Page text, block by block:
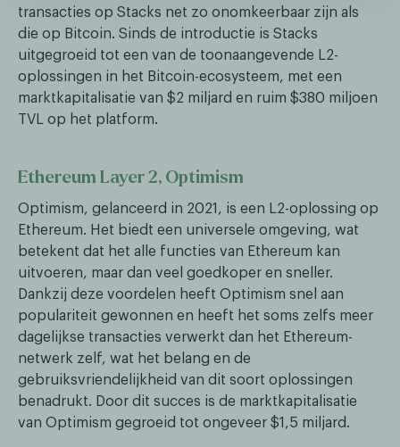
transacties op Stacks net zo onomkeerbaar zijn als
die op Bitcoin. Sinds de introductie is Stacks
uitgegroeid tot een van de toonaangevende L2-
oplossingen in het Bitcoin-ecosysteem, met een
marktkapitalisatie van $2 miljard en ruim $380 miljoen
TVL op het platform.
Ethereum Layer 2, Optimism
Optimism, gelanceerd in 2021, is een L2-oplossing op
Ethereum. Het biedt een universele omgeving, wat
betekent dat het alle functies van Ethereum kan
uitvoeren, maar dan veel goedkoper en sneller.
Dankzij deze voordelen heeft Optimism snel aan
populariteit gewonnen en heeft het soms zelfs meer
dagelijkse transacties verwerkt dan het Ethereum-
netwerk zelf, wat het belang en de
gebruiksvriendelijkheid van dit soort oplossingen
benadrukt. Door dit succes is de marktkapitalisatie
van Optimism gegroeid tot ongeveer $1,5 miljard.